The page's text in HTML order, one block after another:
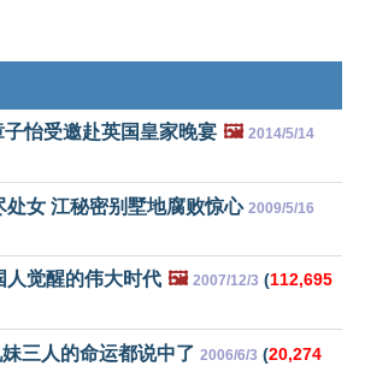
怡受邀赴英国皇家晚宴 🖼️ 2014/5/14
处女 江秘密别墅地腐败惊心 2009/5/16
人觉醒的伟大时代 🖼️ 2007/12/3 (112,695
三人的命运都说中了 2006/6/3 (20,274